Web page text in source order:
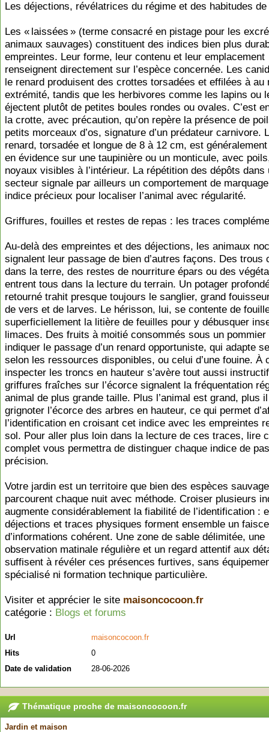
Les déjections, révélatrices du régime et des habitudes de
Les « laissées » (terme consacré en pistage pour les
animaux sauvages) constituent des indices bien plus
empreintes. Leur forme, leur contenu et leur emplacement
renseignent directement sur l’espèce concernée. Les
le renard produisent des crottes torsadées et effilées à au
extrémité, tandis que les herbivores comme les lapins ou
éjectent plutôt de petites boules rondes ou ovales. C’est
la crotte, avec précaution, qu’on repère la présence de
petits morceaux d’os, signature d’un prédateur carnivore.
renard, torsadée et longue de 8 à 12 cm, est
en évidence sur une taupinière ou un monticule, avec
noyaux visibles à l’intérieur. La répétition des dépôts dans
secteur signale par ailleurs un comportement de
indice précieux pour localiser l’animal avec régularité.
Griffures, fouilles et restes de repas : les traces
Au-delà des empreintes et des déjections, les animaux
signalent leur passage de bien d’autres façons. Des trous
dans la terre, des restes de nourriture épars ou des
entrent tous dans la lecture du terrain. Un potager
retourné trahit presque toujours le sanglier, grand
de vers et de larves. Le hérisson, lui, se contente de
superficiellement la litière de feuilles pour y débusquer
limaces. Des fruits à moitié consommés sous un pommier
indiquer le passage d’un renard opportuniste, qui adapte
selon les ressources disponibles, ou celui d’une fouine. À
inspecter les troncs en hauteur s’avère tout aussi
griffures fraîches sur l’écorce signalent la fréquentation
animal de plus grande taille. Plus l’animal est grand, plus
grignoter l’écorce des arbres en hauteur, ce qui permet
l’identification en croisant cet indice avec les empreintes
sol. Pour aller plus loin dans la lecture de ces traces, lire
complet vous permettra de distinguer chaque indice de
précision.
Votre jardin est un territoire que bien des espèces
parcourent chaque nuit avec méthode. Croiser plusieurs
augmente considérablement la fiabilité de l’identification :
déjections et traces physiques forment ensemble un
d’informations cohérent. Une zone de sable délimitée, une
observation matinale régulière et un regard attentif aux
suffisent à révéler ces présences furtives, sans
spécialisé ni formation technique particulière.
Visiter et apprécier le site maisoncocoon.fr
catégorie : Blogs et forums
Url
maisoncocoon.fr
Hits
0
Date de validation
28-06-2026
Thématique proche de maisoncocoon.fr
Jardin et maison